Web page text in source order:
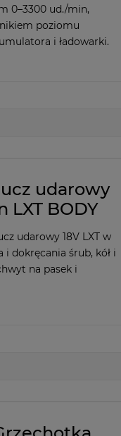
0–3300 ud./min,
poziomu
i ładowarki.
udarowy
LXT BODY
udarowy 18V LXT w
dokręcania śrub, kół i
na pasek i